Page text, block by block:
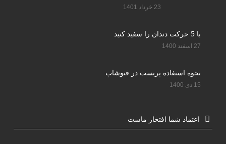
23 خرداد 1401
با 5 حرکت دندان را سفید کنید
27 اسفند 1400
نحوه استفاده پریست در فتوشاپ
15 دی 1400
اعتماد شما افتخار ماست